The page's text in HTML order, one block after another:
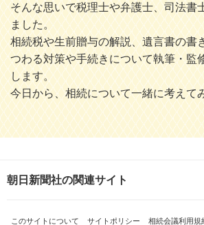
そんな思いで税理士や弁護士、司法書
ました。
相続税や生前贈与の解説、遺言書の書
つわる対策や手続きについて執筆・監
します。
今日から、相続について一緒に考えて
朝日新聞社の関連サイト
このサイトについて サイトポリシー 相続会議利用規